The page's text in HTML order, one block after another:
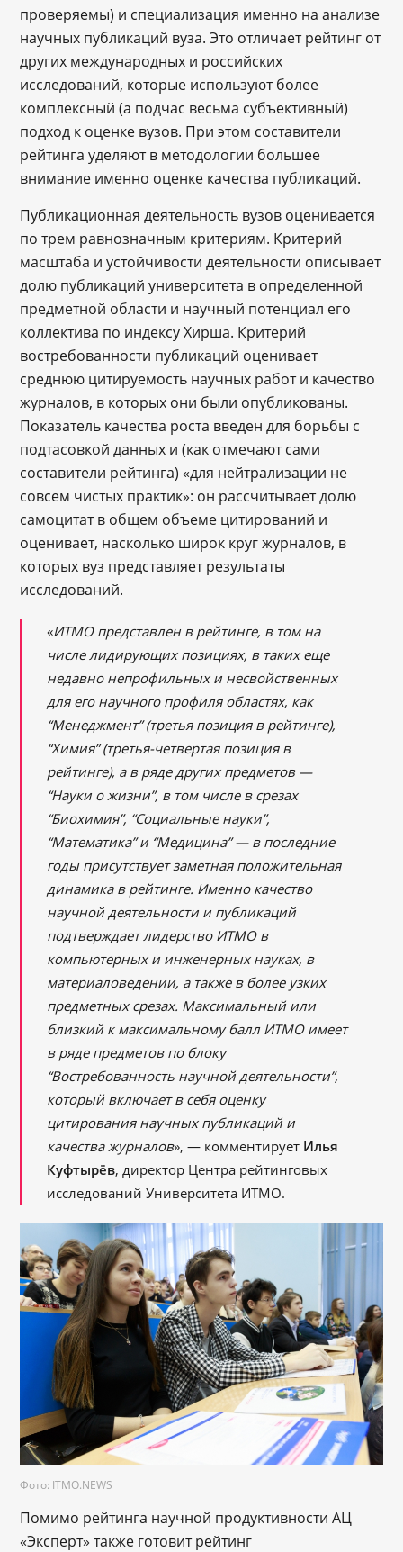
проверяемы) и специализация именно на анализе
научных публикаций вуза. Это отличает рейтинг от
других международных и российских
исследований, которые используют более
комплексный (а подчас весьма субъективный)
подход к оценке вузов. При этом составители
рейтинга уделяют в методологии большее
внимание именно оценке качества публикаций.
Публикационная деятельность вузов оценивается
по трем равнозначным критериям. Критерий
масштаба и устойчивости деятельности описывает
долю публикаций университета в определенной
предметной области и научный потенциал его
коллектива по индексу Хирша. Критерий
востребованности публикаций оценивает
среднюю цитируемость научных работ и качество
журналов, в которых они были опубликованы.
Показатель качества роста введен для борьбы с
подтасовкой данных и (как отмечают сами
составители рейтинга) «для нейтрализации не
совсем чистых практик»: он рассчитывает долю
самоцитат в общем объеме цитирований и
оценивает, насколько широк круг журналов, в
которых вуз представляет результаты
исследований.
«ИТМО представлен в рейтинге, в том на
числе лидирующих позициях, в таких еще
недавно непрофильных и несвойственных
для его научного профиля областях, как
“Менеджмент” (третья позиция в рейтинге),
“Химия” (третья-четвертая позиция в
рейтинге), а в ряде других предметов —
“Науки о жизни”, в том числе в срезах
“Биохимия”, “Социальные науки”,
“Математика” и “Медицина”— в последние
годы присутствует заметная положительная
динамика в рейтинге. Именно качество
научной деятельности и публикаций
подтверждает лидерство ИТМО в
компьютерных и инженерных науках, в
материаловедении, а также в более узких
предметных срезах. Максимальный или
близкий к максимальному балл ИТМО имеет
в ряде предметов по блоку
“Востребованность научной деятельности”,
который включает в себя оценку
цитирования научных публикаций и
качества журналов», — комментирует Илья
Куфтырёв, директор Центра рейтинговых
исследований Университета ИТМО.
Фото: ITMO.NEWS
Помимо рейтинга научной продуктивности АЦ
«Эксперт» также готовит рейтинг